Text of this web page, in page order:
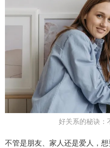
好关系的秘诀：
不管是朋友、家人还是爱人，